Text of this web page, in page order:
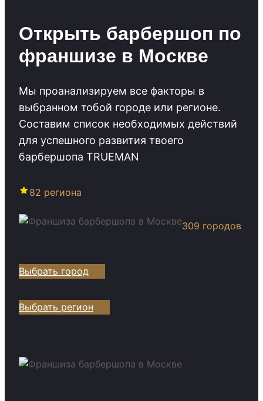
Открыть барбершоп по
франшизе в Москве
Мы проанализируем все факторы в
выбранном тобой городе или регионе.
Cоставим список необходимых действий
для успешного развития твоего
барбершопа TRUEMAN
82 региона
309 городов
Выбрать город
Выбрать регион